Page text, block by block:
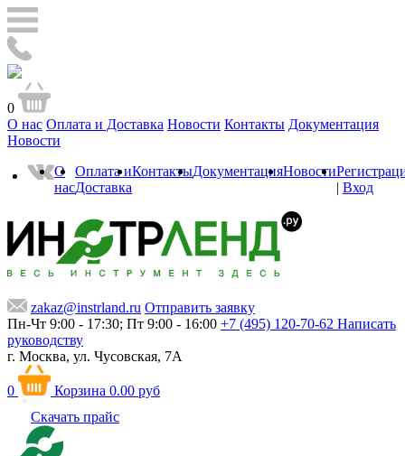
0
О нас Оплата и Доставка Новости Контакты Документация
Новости
О
нас
Оплата и
Доставка
КонтактыДокументацияНовости
| Вход
zakaz@instrland.ru Отправить заявку
Пн-Чт 9:00 - 17:30; Пт 9:00 - 16:00 +7 (495) 120-70-62 Написать
руководству
г. Москва, ул. Чусовская, 7А
0 Корзина 0.00 руб
Скачать прайс